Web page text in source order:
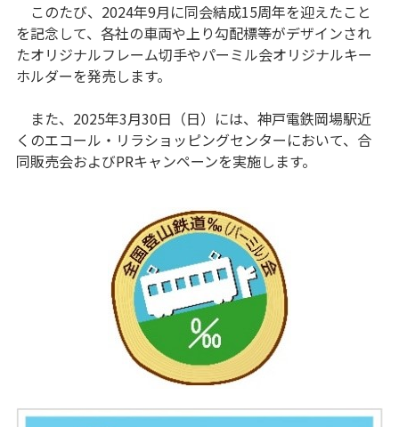
このたび、2024年9月に同会結成15周年を迎えたこと
を記念して、各社の車両や上り勾配標等がデザインされ
たオリジナルフレーム切手やパーミル会オリジナルキー
ホルダーを発売します。
また、2025年3月30日（日）には、神戸電鉄岡場駅近
くのエコール・リラショッピングセンターにおいて、合
同販売会およびPRキャンペーンを実施します。